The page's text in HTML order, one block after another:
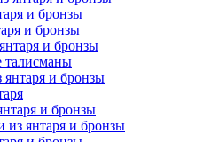
и бронзы
и бронзы
и бронзы
талисманы
янтаря и бронзы
и бронзы
из янтаря и бронзы